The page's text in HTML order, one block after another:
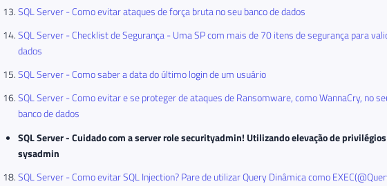
SQL Server - Como evitar ataques de força bruta no seu banco de dados
SQL Server - Checklist de Segurança - Uma SP com mais de 70 itens de segurança para
dados
SQL Server - Como saber a data do último login de um usuário
SQL Server - Como evitar e se proteger de ataques de Ransomware, como WannaCry, no
banco de dados
SQL Server - Cuidado com a server role securityadmin! Utilizando elevação de
sysadmin
SQL Server - Como evitar SQL Injection? Pare de utilizar Query Dinâmica como